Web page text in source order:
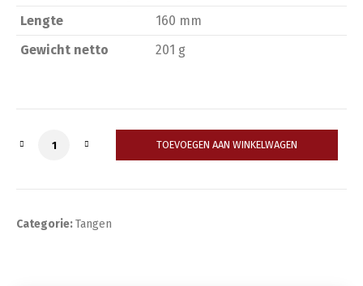
Lengte
160 mm
Gewicht netto
201 g
Quantity TOEVOEGEN AAN WINKELWAGEN
Categorie:Tangen